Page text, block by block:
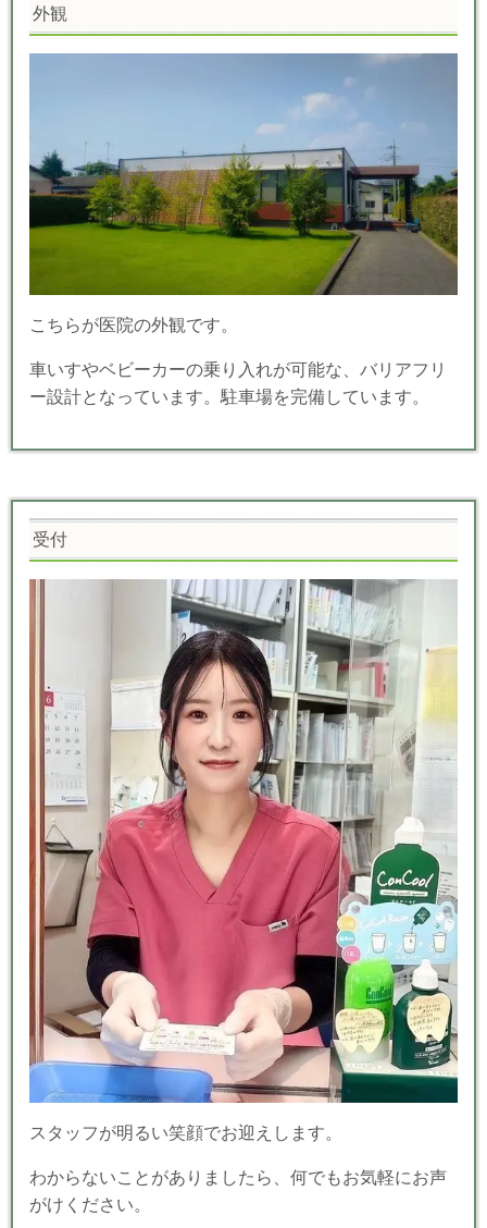
外観
こちらが医院の外観です。
車いすやベビーカーの乗り入れが可能な、バリアフリ
ー設計となっています。駐車場を完備しています。
受付
スタッフが明るい笑顔でお迎えします。
わからないことがありましたら、何でもお気軽にお声
がけください。